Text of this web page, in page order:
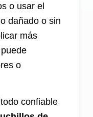
o usar el
dañado o sin
más
o
confiable